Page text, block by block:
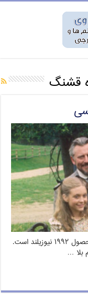
قشنگ
سریال نوستالژیک و زیبای «سیاه قشنگ» محصول ۱۹۹۲ نیوزیلند است.
بلا …